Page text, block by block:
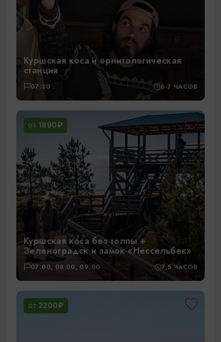
Куршская коса и орнитологическая
станция
07:30 6-7 ЧАСОВ
ОТ 1890₽
Куршская коса без толпы +
Зеленоградск и замок «Нессельбек»
07:00, 08:00, 09:00 7,5 ЧАСОВ
ОТ 2200₽